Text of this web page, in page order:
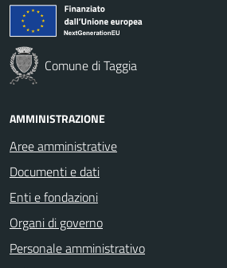
Comune di Taggia
AMMINISTRAZIONE
Aree amministrative
Documenti e dati
Enti e fondazioni
Organi di governo
Personale amministrativo